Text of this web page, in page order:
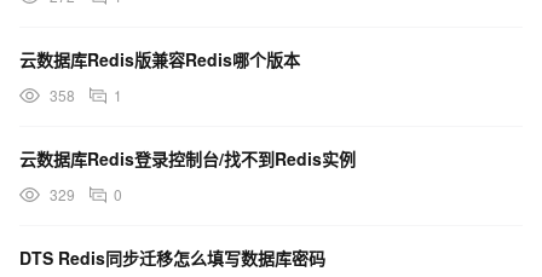
云数据库Redis版兼容Redis哪个版本
358 1
云数据库Redis登录控制台/找不到Redis实例
329 0
DTS Redis同步迁移怎么填写数据库密码